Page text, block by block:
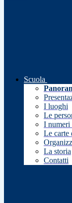
Scuola
I luoghi
Le
I numeri
Le carte
La storia
Contatti